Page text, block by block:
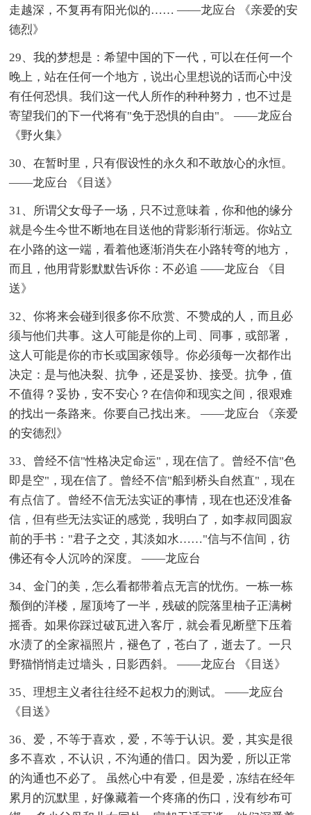
走越深，不复再有阳光似的…… ——龙应台 《亲爱的安
德烈》
29、我的梦想是：希望中国的下一代，可以在任何一个
晚上，站在任何一个地方，说出心里想说的话而心中没
有任何恐惧。我们这一代人所作的种种努力，也不过是
寄望我们的下一代将有"免于恐惧的自由"。 ——龙应台
《野火集》
30、在暂时里，只有假设性的永久和不敢放心的永恒。
——龙应台 《目送》
31、所谓父女母子一场，只不过意味着，你和他的缘分
就是今生今世不断地在目送他的背影渐行渐远。你站立
在小路的这一端，看着他逐渐消失在小路转弯的地方，
而且，他用背影默默告诉你：不必追 ——龙应台 《目
送》
32、你将来会碰到很多你不欣赏、不赞成的人，而且必
须与他们共事。这人可能是你的上司、同事，或部署，
这人可能是你的市长或国家领导。你必须每一次都作出
决定：是与他决裂、抗争，还是妥协、接受。抗争，值
不值得？妥协，安不安心？在信仰和现实之间，很艰难
的找出一条路来。你要自己找出来。 ——龙应台 《亲爱
的安德烈》
33、曾经不信"性格决定命运"，现在信了。曾经不信"色
即是空"，现在信了。曾经不信"船到桥头自然直"，现在
有点信了。曾经不信无法实证的事情，现在也还没准备
信，但有些无法实证的感觉，我明白了，如李叔同圆寂
前的手书："君子之交，其淡如水……"信与不信间，彷
佛还有令人沉吟的深度。 ——龙应台
34、金门的美，怎么看都带着点无言的忧伤。一栋一栋
颓倒的洋楼，屋顶垮了一半，残破的院落里柚子正满树
摇香。如果你踩过破瓦进入客厅，就会看见断壁下压着
水渍了的全家福照片，褪色了，苍白了，逝去了。一只
野猫悄悄走过墙头，日影西斜。 ——龙应台 《目送》
35、理想主义者往往经不起权力的测试。 ——龙应台
《目送》
36、爱，不等于喜欢，爱，不等于认识。爱，其实是很
多不喜欢，不认识，不沟通的借口。因为爱，所以正常
的沟通也不必了。 虽然心中有爱，但是爱，冻结在经年
累月的沉默里，好像藏着一个疼痛的伤口，没有纱布可